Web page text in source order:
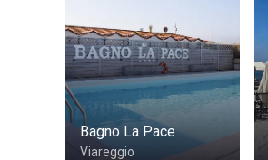
Bagno La Pace
Viareggio